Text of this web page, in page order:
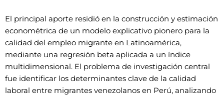
El principal aporte residió en la construcción y estimación
econométrica de un modelo explicativo pionero para la
calidad del empleo migrante en Latinoamérica,
mediante una regresión beta aplicada a un índice
multidimensional. El problema de investigación central
fue identificar los determinantes clave de la calidad
laboral entre migrantes venezolanos en Perú, analizando